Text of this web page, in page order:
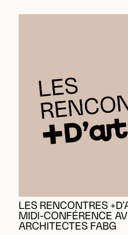
LES RENCONTRES
MIDI-CONFÉRENCE
ARCHITECTES FABG